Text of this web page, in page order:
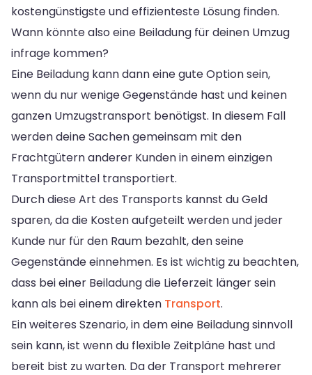
kostengünstigste und effizienteste Lösung finden.
Wann könnte also eine Beiladung für deinen Umzug
infrage kommen?
Eine Beiladung kann dann eine gute Option sein,
wenn du nur wenige Gegenstände hast und keinen
ganzen Umzugstransport benötigst. In diesem Fall
werden deine Sachen gemeinsam mit den
Frachtgütern anderer Kunden in einem einzigen
Transportmittel transportiert.
Durch diese Art des Transports kannst du Geld
sparen, da die Kosten aufgeteilt werden und jeder
Kunde nur für den Raum bezahlt, den seine
Gegenstände einnehmen. Es ist wichtig zu beachten,
dass bei einer Beiladung die Lieferzeit länger sein
kann als bei einem direkten Transport.
Ein weiteres Szenario, in dem eine Beiladung sinnvoll
sein kann, ist wenn du flexible Zeitpläne hast und
bereit bist zu warten. Da der Transport mehrerer